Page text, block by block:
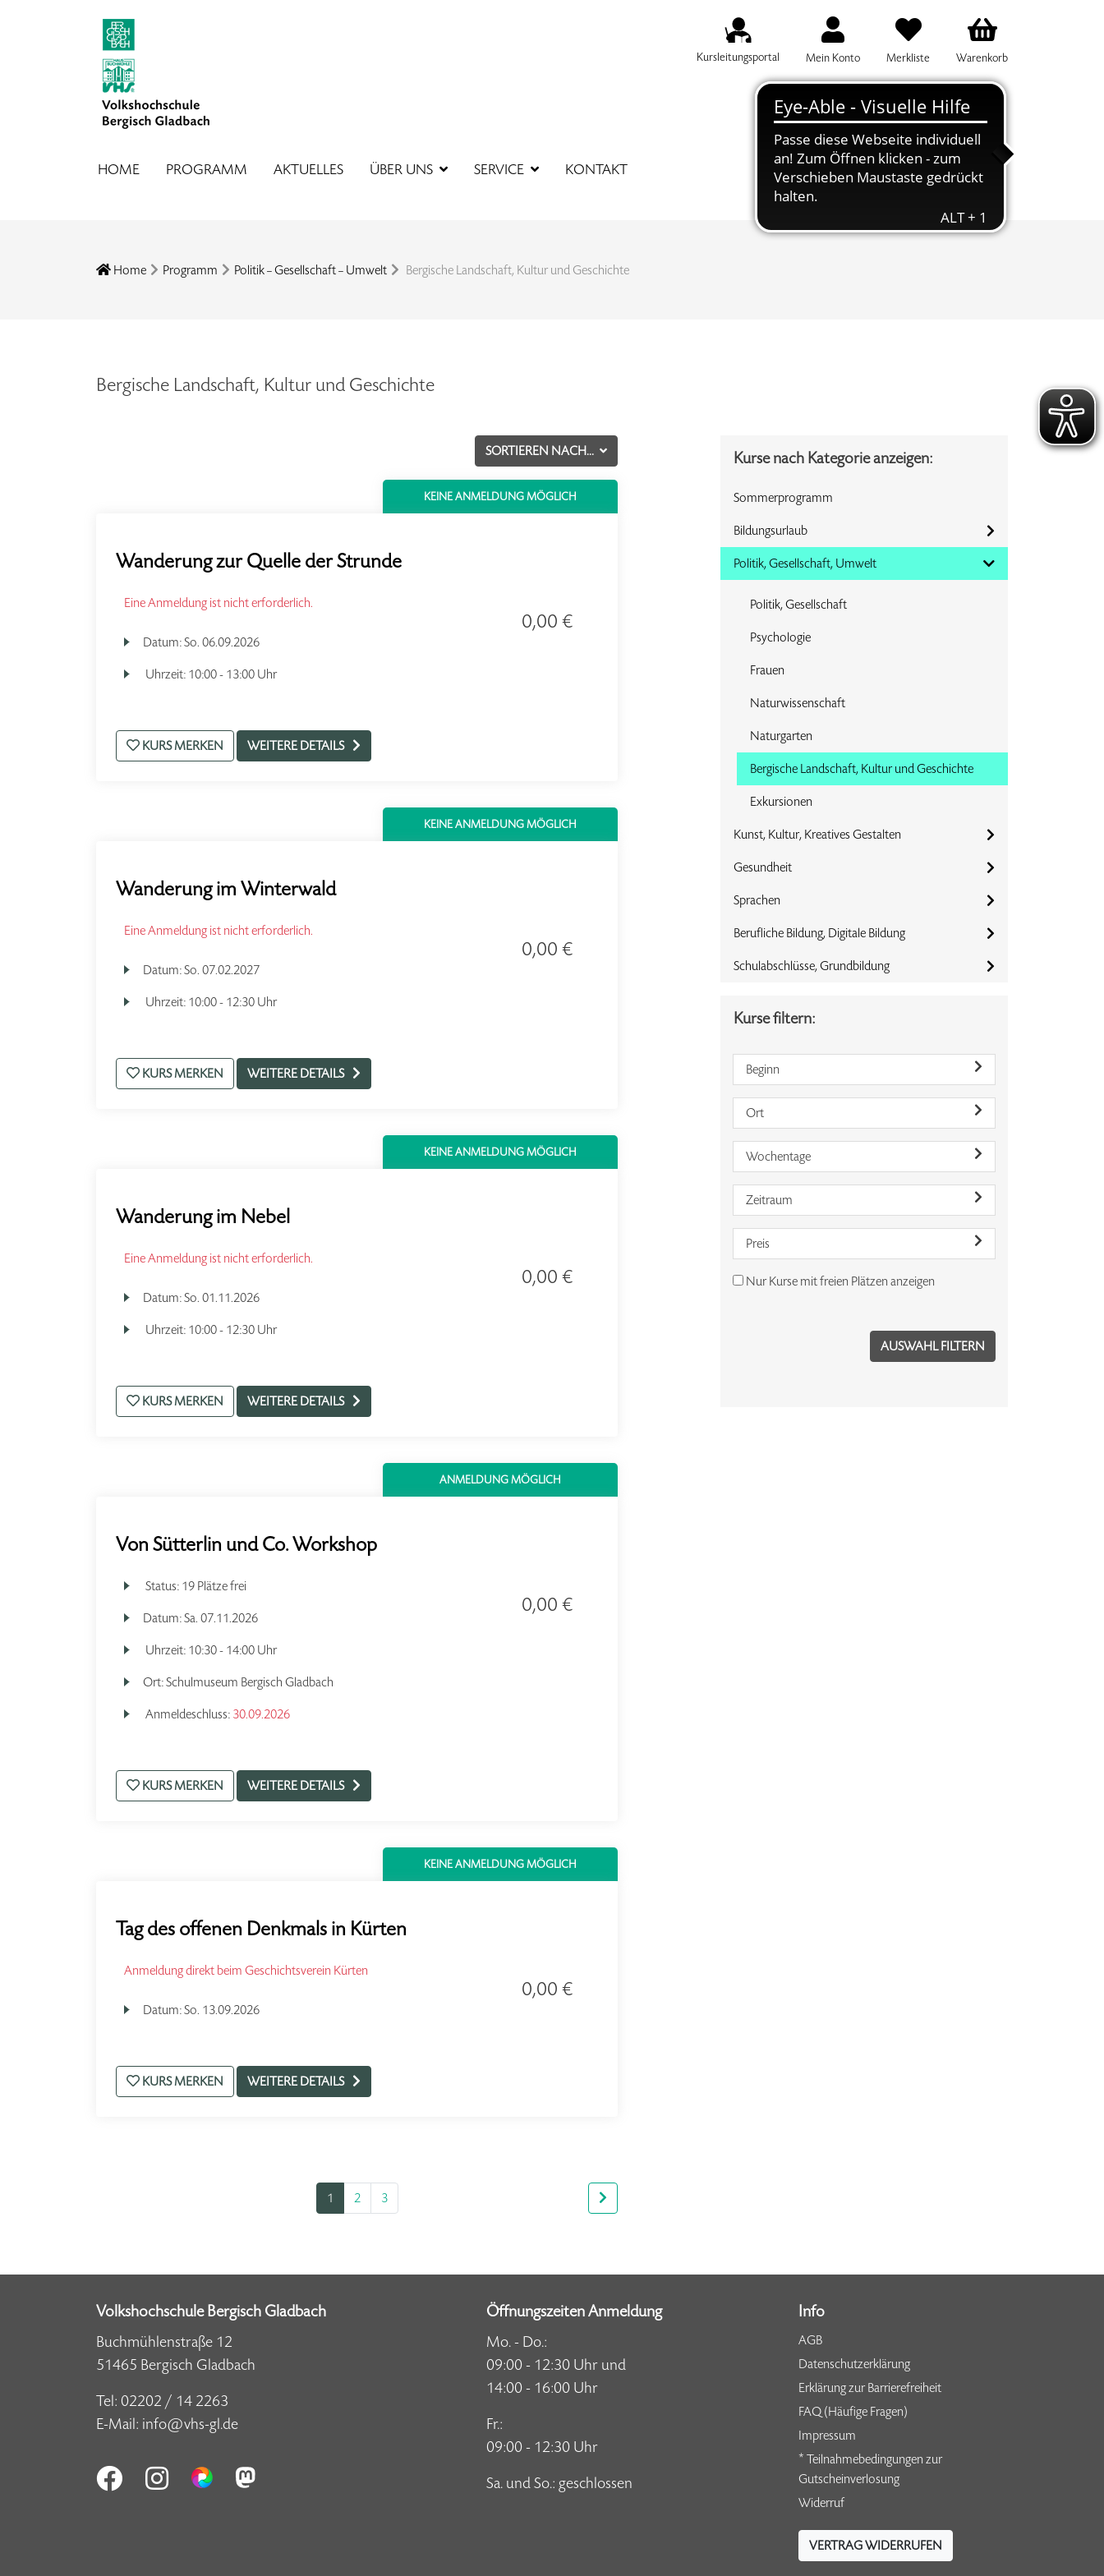
Kursleitungsportal Mein Konto Merkliste Warenkorb
HOME PROGRAMM AKTUELLES ÜBER UNS SERVICE KONTAKT
SUCHBEGRIFF FÜR DIE KURSSUCHE EINGEBEN
Home Programm Politik – Gesellschaft – Umwelt Bergische Landschaft, Kultur und Geschichte
Bergische Landschaft, Kultur und Geschichte
SORTIEREN NACH...
KEINE ANMELDUNG MÖGLICH
Wanderung zur Quelle der Strunde
Eine Anmeldung ist nicht erforderlich.
Datum:So. 06.09.2026
Uhrzeit: 10:00 - 13:00 Uhr
0,00 €
KURS MERKEN WEITERE DETAILS
KEINE ANMELDUNG MÖGLICH
Wanderung im Winterwald
Eine Anmeldung ist nicht erforderlich.
Datum:So. 07.02.2027
Uhrzeit: 10:00 - 12:30 Uhr
0,00 €
KURS MERKEN WEITERE DETAILS
KEINE ANMELDUNG MÖGLICH
Wanderung im Nebel
Eine Anmeldung ist nicht erforderlich.
Datum:So. 01.11.2026
Uhrzeit: 10:00 - 12:30 Uhr
0,00 €
KURS MERKEN WEITERE DETAILS
ANMELDUNG MÖGLICH
Von Sütterlin und Co. Workshop
Status: 19 Plätze frei
Datum:Sa. 07.11.2026
Uhrzeit: 10:30 - 14:00 Uhr
Ort:Schulmuseum Bergisch Gladbach
Anmeldeschluss: 30.09.2026
0,00 €
KURS MERKEN WEITERE DETAILS
KEINE ANMELDUNG MÖGLICH
Tag des offenen Denkmals in Kürten
Anmeldung direkt beim Geschichtsverein Kürten
Datum:So. 13.09.2026
0,00 €
KURS MERKEN WEITERE DETAILS
1 2 3
Kurse nach Kategorie anzeigen:
Sommerprogramm
Bildungsurlaub
Politik, Gesellschaft, Umwelt
Politik, Gesellschaft
Psychologie
Frauen
Naturwissenschaft
Naturgarten
Bergische Landschaft, Kultur und Geschichte
Exkursionen
Kunst, Kultur, Kreatives Gestalten
Gesundheit
Sprachen
Berufliche Bildung, Digitale Bildung
Schulabschlüsse, Grundbildung
Kurse filtern:
Beginn
Ort
Wochentage
Zeitraum
Preis
Nur Kurse mit freien Plätzen anzeigen
Volkshochschule Bergisch Gladbach
Buchmühlenstraße 12
51465 Bergisch Gladbach
Tel: 02202 / 14 2263
E-Mail: info@vhs-gl.de
Öffnungszeiten Anmeldung
Mo. - Do.:
09:00 - 12:30 Uhr und
14:00 - 16:00 Uhr
Fr.:
09:00 - 12:30 Uhr
Sa. und So.: geschlossen
Info
AGB
Datenschutzerklärung
Erklärung zur Barrierefreiheit
FAQ (Häufige Fragen)
Impressum
* Teilnahmebedingungen zur
Gutscheinverlosung
Widerruf
VERTRAG WIDERRUFEN